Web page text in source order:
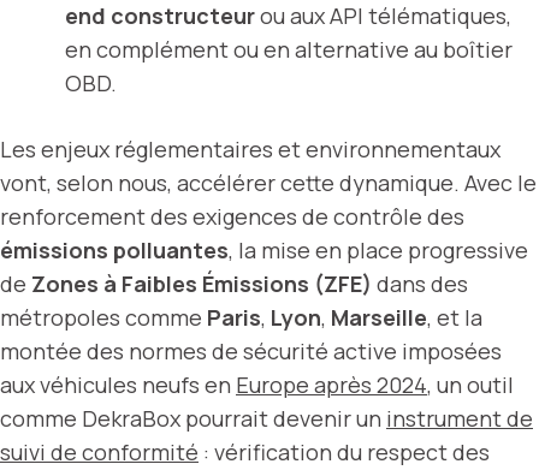
end constructeurou aux API télématiques,
en complément ou en alternative au boîtier
OBD.
Les enjeux réglementaires et environnementaux
vont, selon nous, accélérer cette dynamique. Avec le
renforcement des exigences de contrôle des
émissions polluantes, la mise en place progressive
de Zones à Faibles Émissions (ZFE) dans des
métropoles comme Paris, Lyon, Marseille, et la
montée des normes de sécurité active imposées
aux véhicules neufs en Europe après 2024, un outil
comme DekraBox pourrait devenir un instrument de
suivi de conformité : vérification du respect des